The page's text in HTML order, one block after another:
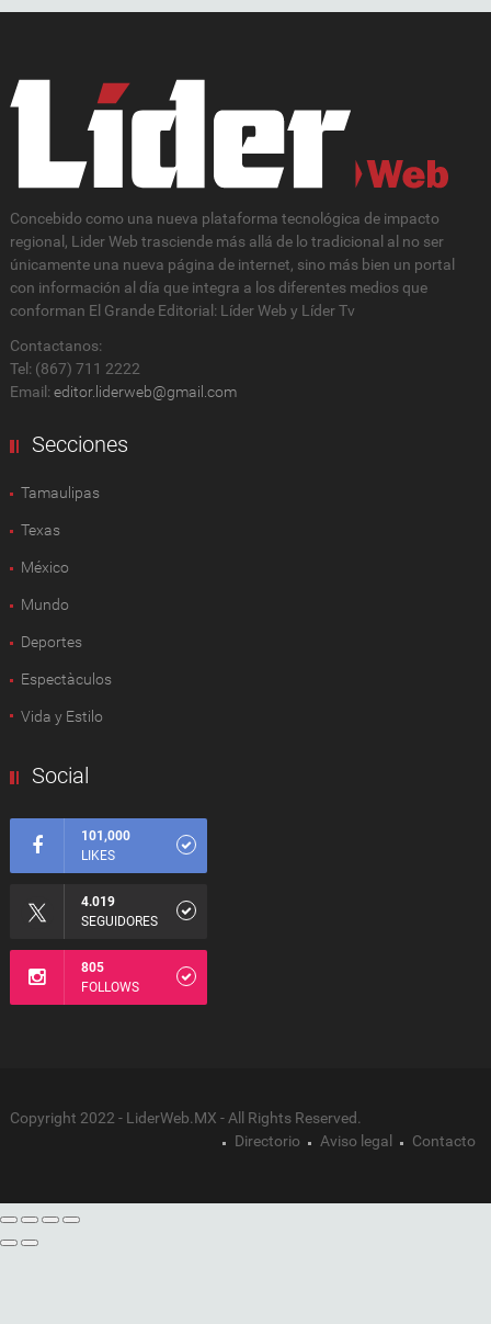
Concebido como una nueva plataforma tecnológica de impacto
regional, Lider Web trasciende más allá de lo tradicional al no ser
únicamente una nueva página de internet, sino más bien un portal
con información al día que integra a los diferentes medios que
conforman El Grande Editorial: Líder Web y Líder Tv
Contactanos:
Tel: (867) 711 2222
Email: editor.liderweb@gmail.com
Secciones
Tamaulipas
Texas
México
Mundo
Deportes
Espectàculos
Vida y Estilo
Social
101,000
LIKES
4.019
SEGUIDORES
805
FOLLOWS
Copyright 2022 - LiderWeb.MX - All Rights Reserved.
Directorio
Aviso legal Contacto